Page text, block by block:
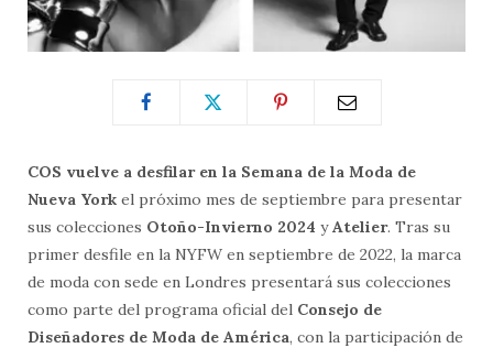
COS vuelve a desfilar en la Semana de la Moda de
Nueva York el próximo mes de septiembre para presentar
sus colecciones Otoño-Invierno 2024 yAtelier. Tras su
primer desfile en la NYFW en septiembre de 2022, la marca
de moda con sede en Londres presentará sus colecciones
como parte del programa oficial del Consejo de
Diseñadores de Moda de América, con la participación de